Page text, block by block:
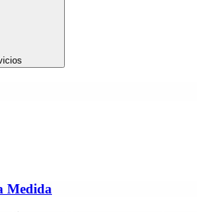
Medida